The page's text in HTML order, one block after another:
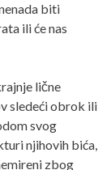
biti
ili će nas
lične
sledeći obrok ili
svog
njihovih bića,
zbog